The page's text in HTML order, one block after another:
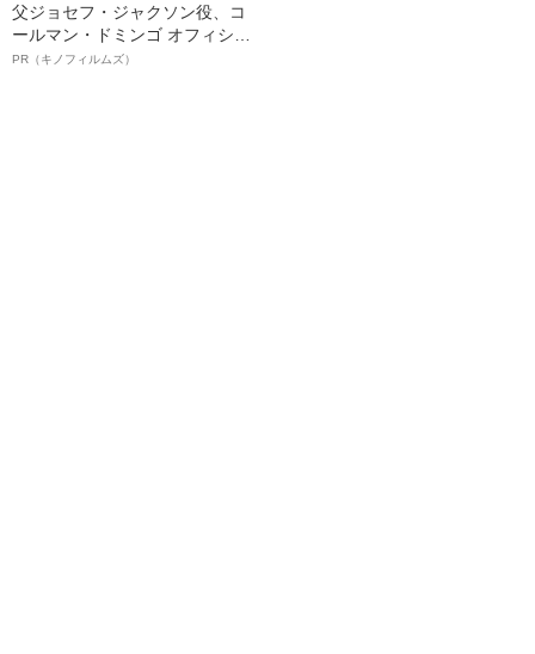
父ジョセフ・ジャクソン役、コ
ールマン・ドミンゴ オフィシャ
ルインタビュー“観客を魅了した
PR（キノフィルムズ）